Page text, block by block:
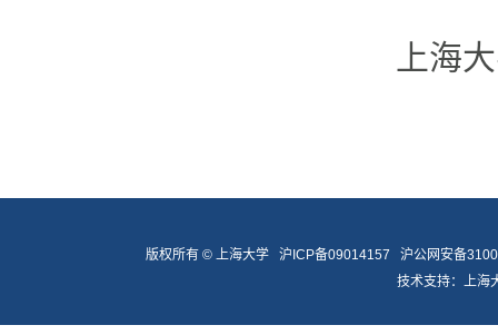
上海
版权所有 ©上海大学 沪ICP备09014157
沪公网安备
技术支持： 上海